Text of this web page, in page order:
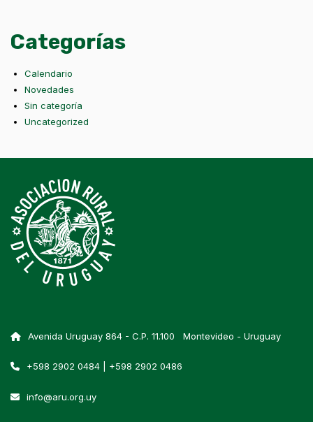
Categorías
Calendario
Novedades
Sin categoría
Uncategorized
Avenida Uruguay 864 - C.P. 11.100 Montevideo - Uruguay
+598 2902 0484 | +598 2902 0486
info@aru.org.uy